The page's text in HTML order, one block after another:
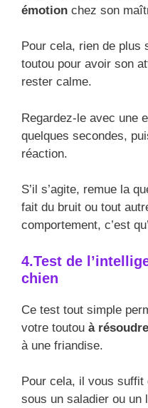
émotion chez son
Pour cela, rien de plus
toutou pour avoir son
rester calme.
Regardez-le avec une
quelques secondes,
réaction.
S’il s’agite, remue la
fait du bruit ou tout
comportement, c’est
4.Test de
chien
Ce test tout simple
votre toutou à
à une friandise.
Pour cela, il vous
sous un saladier ou un